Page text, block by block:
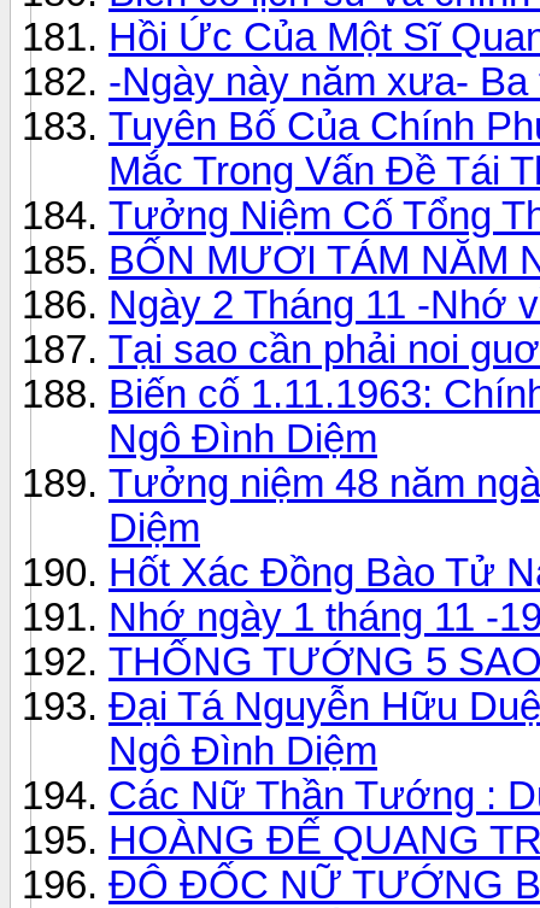
Hồi Ức Của Một Sĩ
-Ngày này năm xưa-
Tuyên Bố Của Chính
Mắc Trong Vấn Đề Tái
Tưởng Niệm Cố Tổng
BỐN MƯƠI TÁM NĂM
Ngày 2 Tháng 11 -Nhớ
Tại sao cần phải noi
Biến cố 1.11.1963:
Ngô Đình Diệm
Tưởng niệm 48 năm
Diệm
Hốt Xác Đồng Bào Tử
Nhớ ngày 1 tháng 11 -
THỐNG TƯỚNG 5
Đại Tá Nguyễn Hữu
Ngô Đình Diệm
Các Nữ Thần Tướng :
HOÀNG ĐẾ QUANG
ĐÔ ĐỐC NỮ TƯỚNG